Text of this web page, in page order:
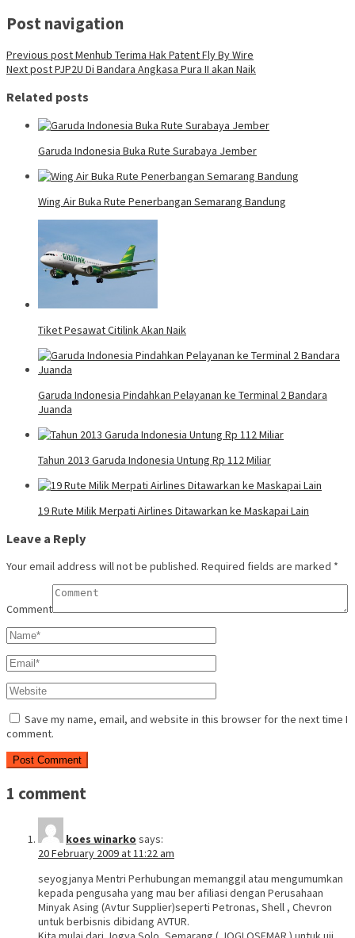
Post navigation
Previous postMenhub Terima Hak Patent Fly By Wire
Next postPJP2U Di Bandara Angkasa Pura II akan Naik
Related posts
Garuda Indonesia Buka Rute Surabaya Jember
Wing Air Buka Rute Penerbangan Semarang Bandung
Tiket Pesawat Citilink Akan Naik
Garuda Indonesia Pindahkan Pelayanan ke Terminal 2 Bandara
Juanda
Tahun 2013 Garuda Indonesia Untung Rp 112 Miliar
19 Rute Milik Merpati Airlines Ditawarkan ke Maskapai Lain
Leave a Reply
Your email address will not be published. Required fields are marked *
Comment
Save my name, email, and website in this browser for the next time I
comment.
1 comment
koes winarko says:
20 February 2009 at 11:22 am
seyogjanya Mentri Perhubungan memanggil atau mengumumkan
kepada pengusaha yang mau ber afiliasi dengan Perusahaan
Minyak Asing (Avtur Supplier)seperti Petronas, Shell , Chevron
untuk berbisnis dibidang AVTUR.